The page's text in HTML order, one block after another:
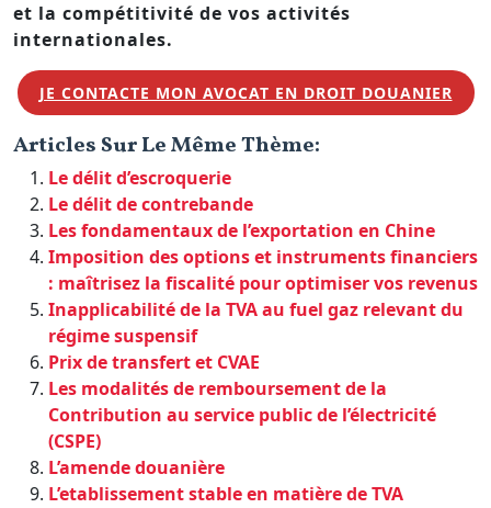
et la compétitivité de vos activités
internationales.
JE CONTACTE MON AVOCAT EN DROIT DOUANIER
Articles Sur Le Même Thème:
Le délit d’escroquerie
Le délit de contrebande
Les fondamentaux de l’exportation en Chine
Imposition des options et instruments financiers
: maîtrisez la fiscalité pour optimiser vos revenus
Inapplicabilité de la TVA au fuel gaz relevant du
régime suspensif
Prix de transfert et CVAE
Les modalités de remboursement de la
Contribution au service public de l’électricité
(CSPE)
L’amende douanière
L’etablissement stable en matière de TVA